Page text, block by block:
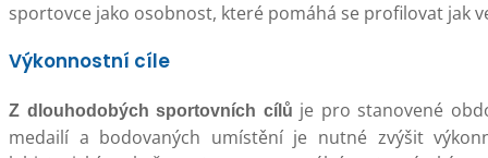
sportovce jako osobnost, které pomáhá se profilovat jak
Výkonnostní cíle
Z dlouhodobých sportovních cílů je pro stanovené
medailí a bodovaných umístění je nutné zvýšit